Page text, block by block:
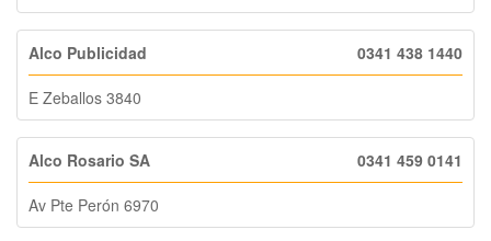
Alco Publicidad 0341 438 1440
E Zeballos 3840
Alco Rosario SA 0341 459 0141
Av Pte Perón 6970